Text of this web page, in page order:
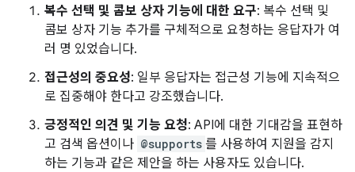
복수 선택 및 콤보 상자 기능에 대한 요구: 복수 선택 및
콤보 상자 기능 추가를 구체적으로 요청하는 응답자가 여
러 명 있었습니다.
접근성의 중요성: 일부 응답자는 접근성 기능에 지속적으
로 집중해야 한다고 강조했습니다.
긍정적인 의견 및 기능 요청: API에 대한 기대감을 표현하
고 검색 옵션이나 @supports 를 사용하여 지원을 감지
하는 기능과 같은 제안을 하는 사용자도 있습니다.